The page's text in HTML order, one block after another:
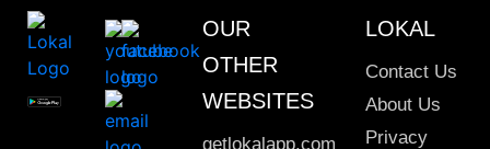
OUR
OTHER
WEBSITES
getlokalapp.com
LOKAL
Contact Us
About Us
Privacy